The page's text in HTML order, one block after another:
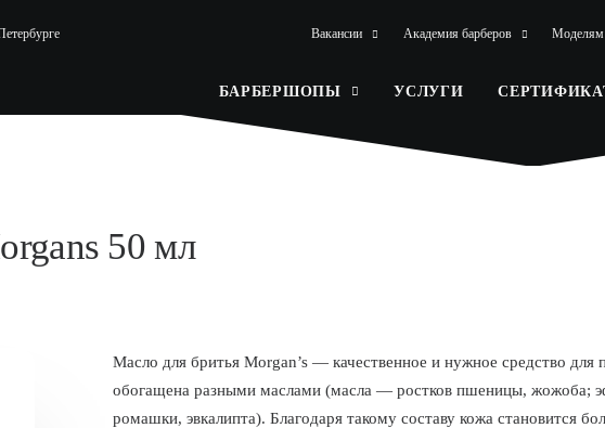
Вакансии Академия барберов Моделям
БАРБЕРШОПЫ УСЛУГИ
50 мл
Масло для бритья Morgan’s — качественное и нужное средство
обогащена разными маслами (масла — ростков пшеницы, жожоба;
ромашки, эвкалипта). Благодаря такому составу кожа становится